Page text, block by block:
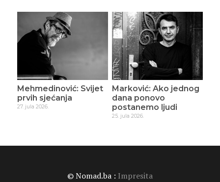
Mehmedinović: Svijet
prvih sjećanja
27. jula 2026.
Marković: Ako jednog
dana ponovo
postanemo ljudi
25. jula 2026.
© Nomad.ba : Impresita